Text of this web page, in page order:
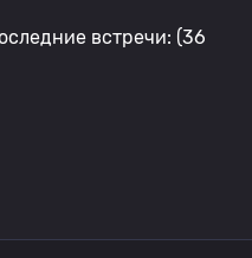
встречи: (36